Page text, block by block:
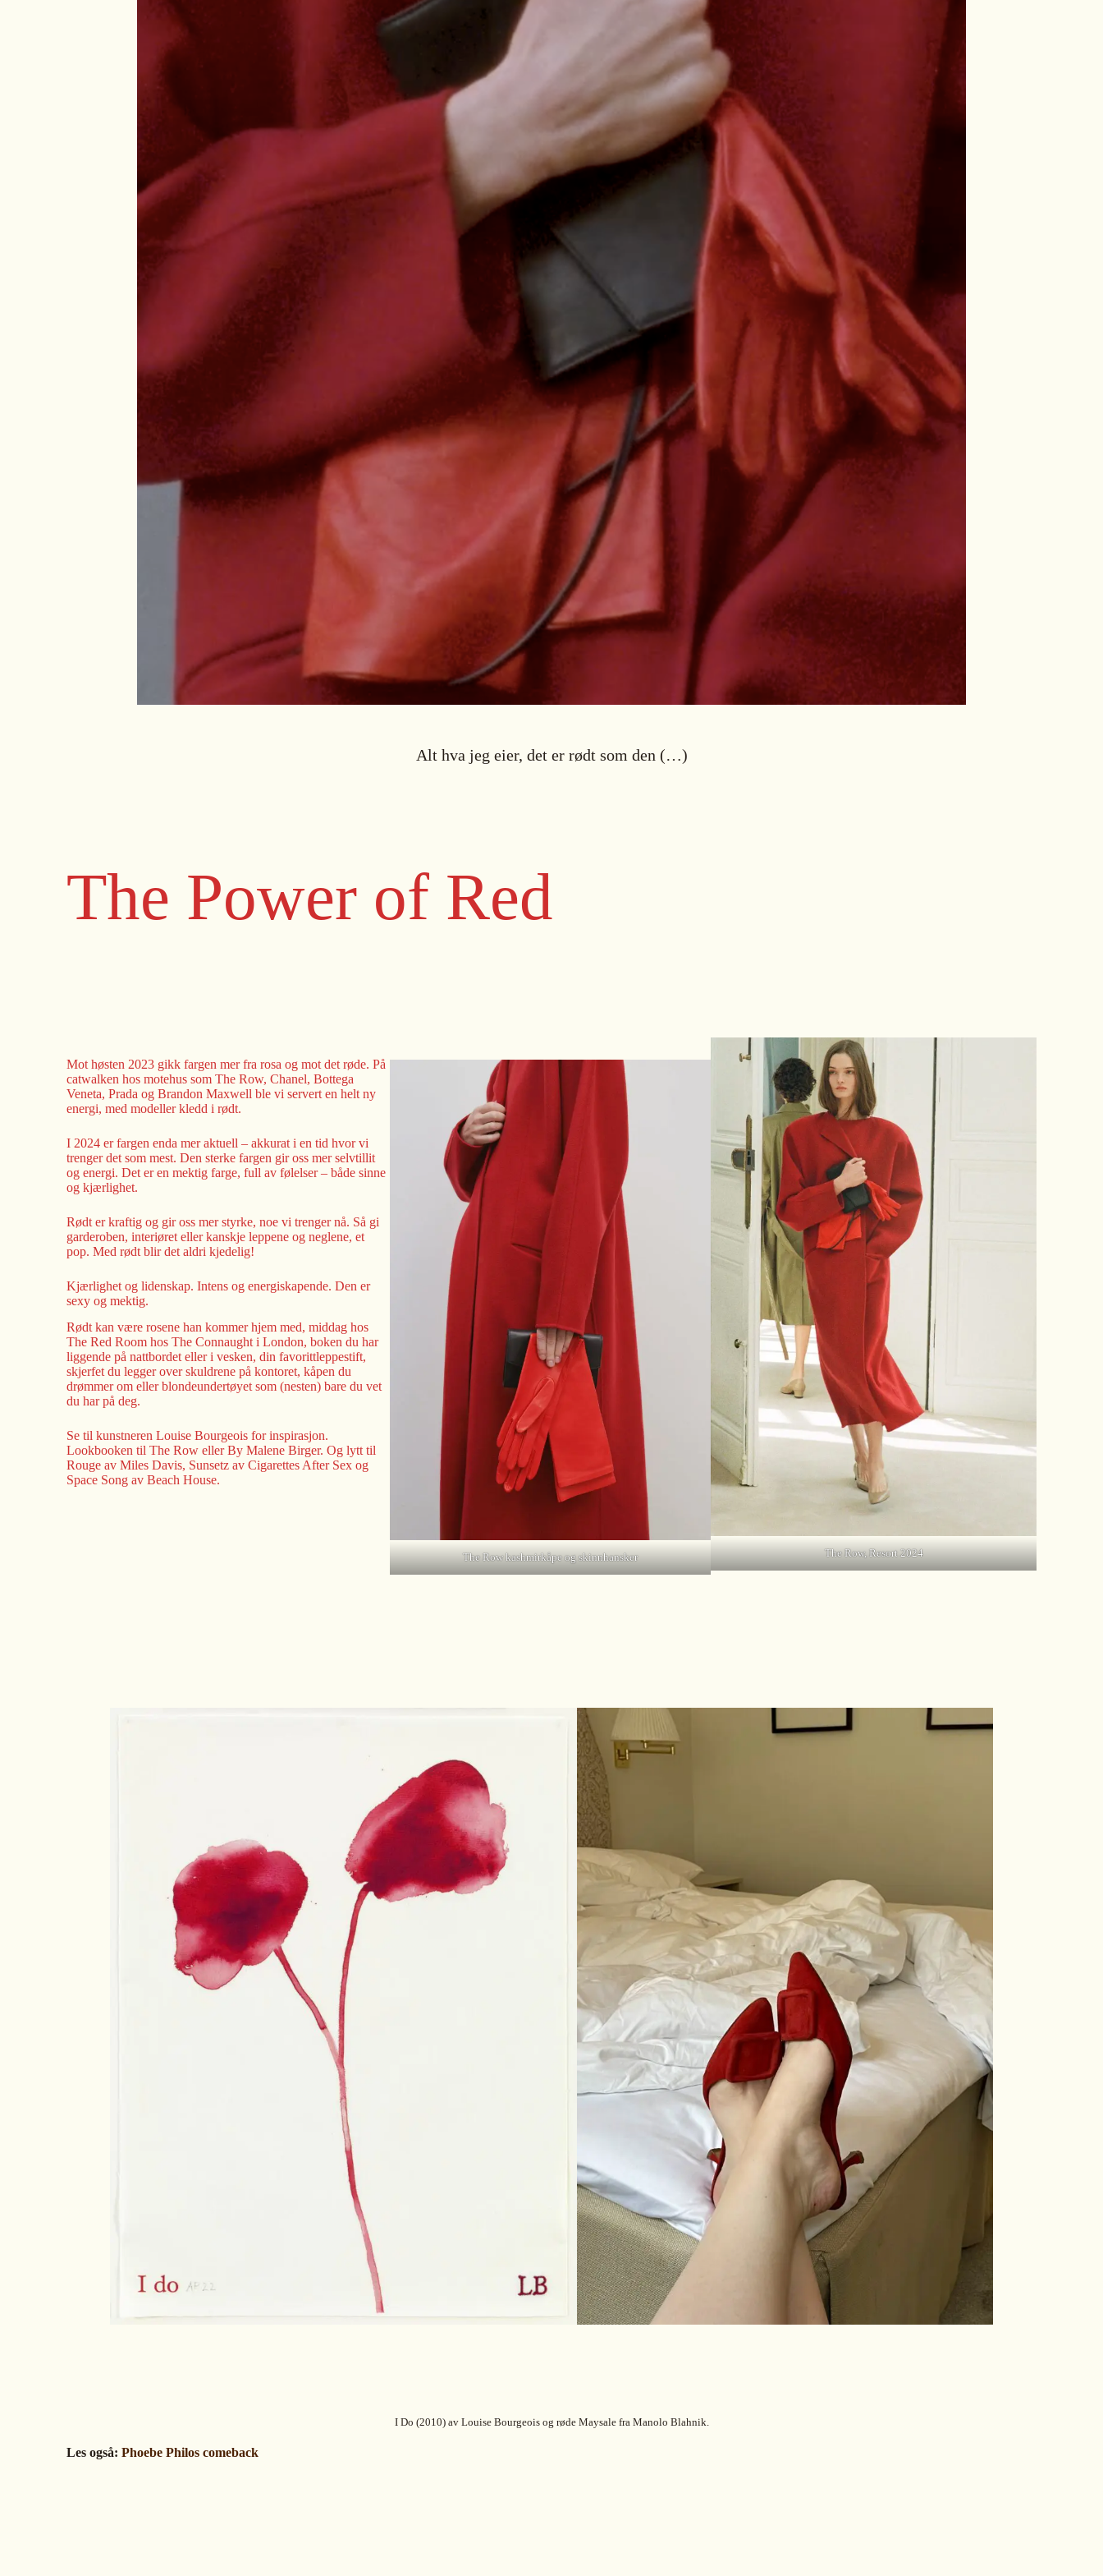
Alt hva jeg eier, det er rødt som den (…)
The Power of Red
Mot høsten 2023 gikk fargen mer fra rosa og mot det røde. På
catwalken hos motehus som The Row, Chanel, Bottega
Veneta, Prada og Brandon Maxwell ble vi servert en helt ny
energi, med modeller kledd i rødt.
I 2024 er fargen enda mer aktuell – akkurat i en tid hvor vi
trenger det som mest. Den sterke fargen gir oss mer selvtillit
og energi. Det er en mektig farge, full av følelser – både sinne
og kjærlighet.
Rødt er kraftig og gir oss mer styrke, noe vi trenger nå. Så gi
garderoben, interiøret eller kanskje leppene og neglene, et
pop. Med rødt blir det aldri kjedelig!
Kjærlighet og lidenskap. Intens og energiskapende. Den er
sexy og mektig.
Rødt kan være rosene han kommer hjem med, middag hos
The Red Room hos The Connaught i London, boken du har
liggende på nattbordet eller i vesken, din favorittleppestift,
skjerfet du legger over skuldrene på kontoret, kåpen du
drømmer om eller blondeundertøyet som (nesten) bare du vet
du har på deg.
Se til kunstneren Louise Bourgeois for inspirasjon.
Lookbooken til The Row eller By Malene Birger. Og lytt til
Rouge av Miles Davis, Sunsetz av Cigarettes After Sex og
Space Song av Beach House.
The Row kashmirkåpe og skinnhansker The Row, Resort 2024
I Do (2010) av Louise Bourgeois og røde Maysale fra Manolo Blahnik.
Les også: Phoebe Philos comeback